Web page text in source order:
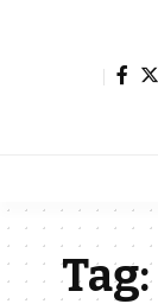
Tag: